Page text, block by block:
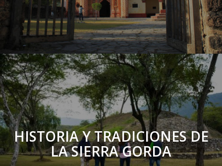
HISTORIA Y TRADICIONES DE
LA SIERRA GORDA